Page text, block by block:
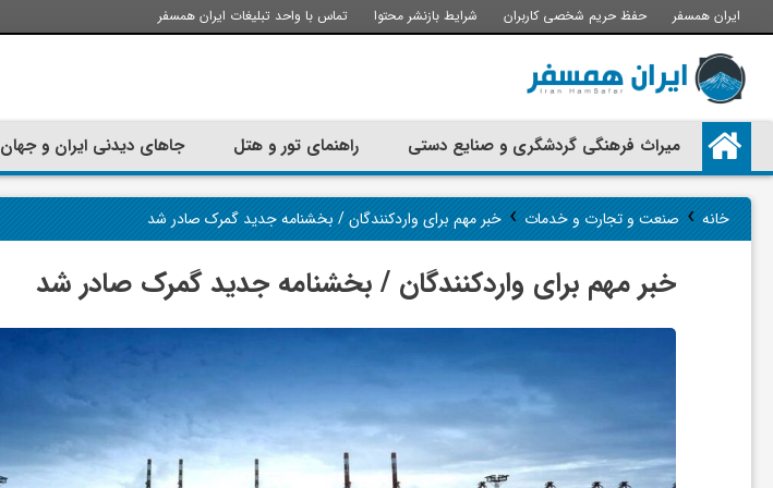
ایران همسفر حفظ حریم شخصی کاربران شرایط بازنشر محتوا تماس با واحد تبلیغات ایران همسفر
م
ی
میراث فرهنگی گردشگری و صنایع دستی راهنمای تور و هتل جاهای دیدنی ایران و جهان
خانه›صنعت و تجارت و خدمات›خبر مهم برای واردکنندگان / بخشنامه جدید گمرک صادر شد
خبر مهم برای واردکنندگان / بخشنامه جدید گمرک صادر شد
تجربه سفر با اتوبوس به استانبول؛